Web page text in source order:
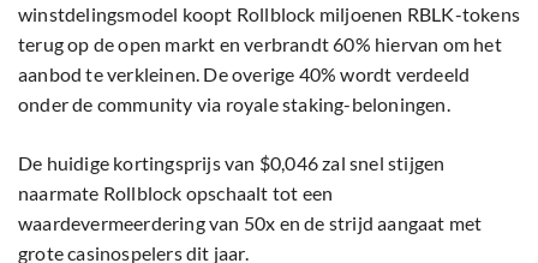
winstdelingsmodel koopt Rollblock miljoenen RBLK-tokens
terug op de open markt en verbrandt 60% hiervan om het
aanbod te verkleinen. De overige 40% wordt verdeeld
onder de community via royale staking-beloningen.
De huidige kortingsprijs van $0,046 zal snel stijgen
naarmate Rollblock opschaalt tot een
waardevermeerdering van 50x en de strijd aangaat met
grote casinospelers dit jaar.